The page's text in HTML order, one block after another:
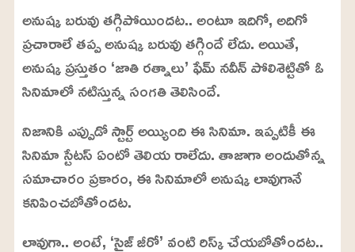
U
n
m
u
t
e
a
d
d
2
.
2
%
అనుష్క బరువు తగ్గిపోయిందట.. అంటూ ఇదిగో, అదిగో
ప్రచారాలే తప్ప అనుష్క బరువు తగ్గిందే లేదు. అయితే,
అనుష్క ప్రస్తుతం ‘జాతి రత్నాలు’ ఫేమ్ నవీన్ పోలిశెట్టితో ఓ
సినిమాలో నటిస్తున్న సంగతి తెలిసిందే.
నిజానికి ఎప్పుడో స్టార్ట్ అయ్యింది ఈ సినిమా. ఇప్పటికీ ఈ
సినిమా స్టేటస్ ఏంటో తెలియ రాలేదు. తాజాగా అందుతోన్న
సమాచారం ప్రకారం, ఈ సినిమాలో అనుష్క లావుగానే
కనిపించబోతోందట.
లావుగా.. అంటే, ‘సైజ్ జీరో’ వంటి రిస్క్ చేయబోతోందట..